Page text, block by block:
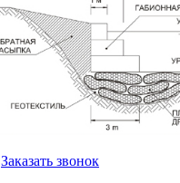
Заказать звонок